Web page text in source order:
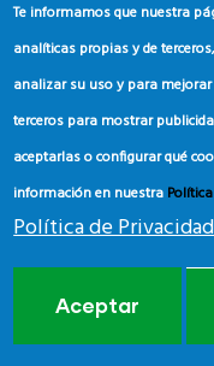
Te informamos que nuestra
analíticas propias y de
analizar su uso y para
terceros para mostrar
aceptarlas o configurar qué
información en nuestra
Política de Privacidad
Aceptar